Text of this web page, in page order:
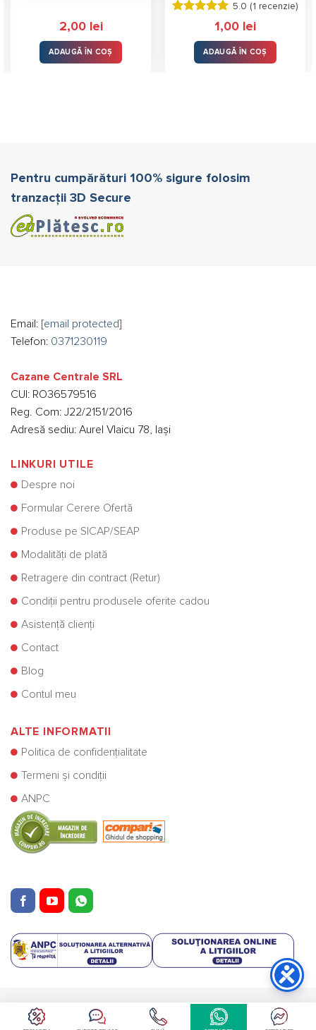
2,00 lei
ADAUGĂ ÎN COȘ
Evaluat la
stele
din 5
5.0 (1 recenzie)
1,00 lei
ADAUGĂ ÎN COȘ
Pentru cumpărături 100% sigure folosim
tranzacții 3D Secure
Email: [email protected]
Telefon: 0371230119
Cazane Centrale SRL
CUI: RO36579516
Reg. Com: J22/2151/2016
Adresă sediu: Aurel Vlaicu 78, Iași
LINKURI UTILE
Despre noi
Formular Cerere Ofertă
Produse pe SICAP/SEAP
Modalități de plată
Retragere din contract (Retur)
Condiții pentru produsele oferite cadou
Asistență clienți
Contact
Blog
Contul meu
ALTE INFORMATII
Politica de confidențialitate
Termeni și condiții
ANPC
Copyright © Cazane Centrale SRL 2025